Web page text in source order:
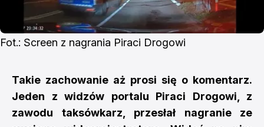
Fot.: Screen z nagrania Piraci Drogowi
Takie zachowanie aż prosi się o komentarz.
Jeden z widzów portalu Piraci Drogowi, z
zawodu taksówkarz, przesłał nagranie ze